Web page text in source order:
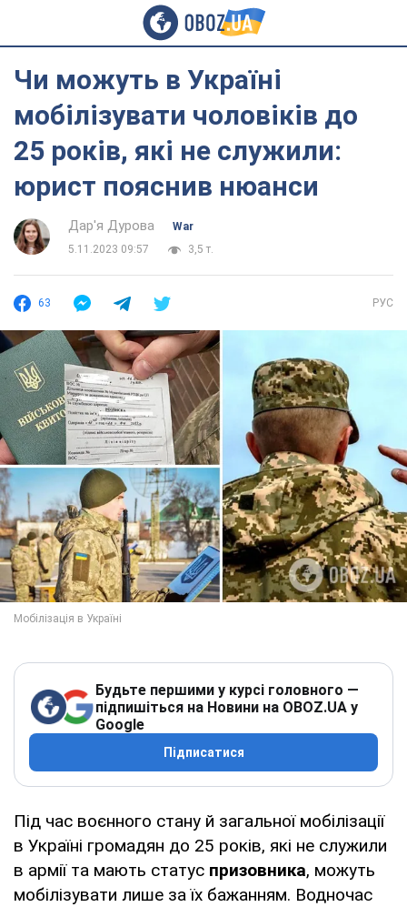
Чи можуть в Україні
мобілізувати чоловіків до
25 років, які не служили:
юрист пояснив нюанси
Дар'я Дурова
War
5.11.2023 09:57
3,5 т.
63 РУС
Будьте першими у курсі головного —
підпишіться на Новини на OBOZ.UA у
Google
Підписатися
Під час воєнного стану й загальної мобілізації
в Україні громадян до 25 років, які не служили
в армії та мають статус призовника, можуть
мобілізувати лише за їх бажанням. Водночас